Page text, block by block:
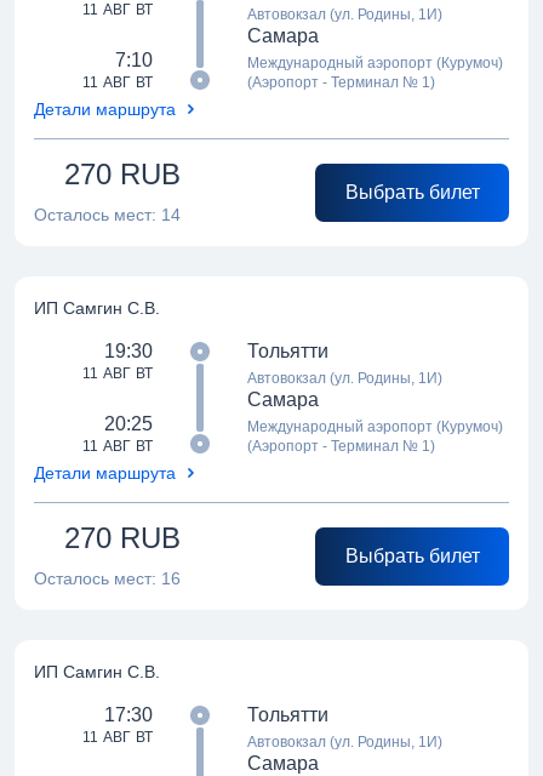
11 АВГ ВТ
11 АВГ ВТ
7:10
Автовокзал (ул. Родины, 1И)
Самара
Международный аэропорт (Курумоч)
(Аэропорт - Терминал № 1)
Детали маршрута
270 RUB
Осталось мест: 14
Выбрать билет
ИП Самгин С.В.
11 АВГ ВТ
19:30
11 АВГ ВТ
20:25
Тольятти
Автовокзал (ул. Родины, 1И)
Самара
Международный аэропорт (Курумоч)
(Аэропорт - Терминал № 1)
Детали маршрута
270 RUB
Осталось мест: 16
Выбрать билет
ИП Самгин С.В.
11 АВГ ВТ
17:30 Тольятти
Автовокзал (ул. Родины, 1И)
Самара